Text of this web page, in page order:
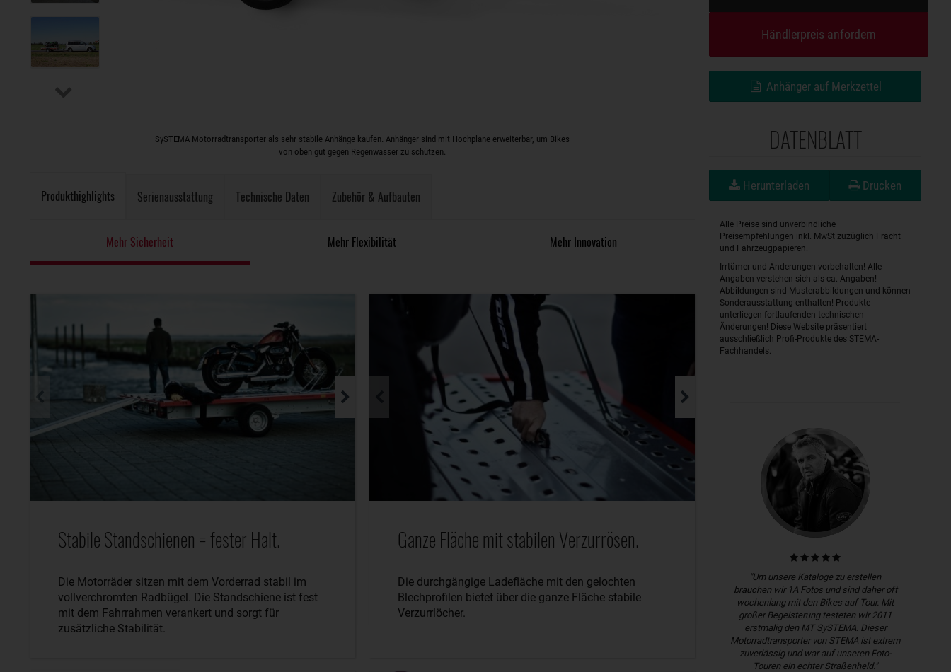
SySTEMA Motorradtransporter als sehr stabile Anhänge kaufen. Anhänger sind mit Hochplane erweiterbar, um Bikes
von oben gut gegen Regenwasser zu schützen.
Produkthighlights Serienausstattung Technische Daten Zubehör & Aufbauten
Mehr Sicherheit Mehr Flexibilität Mehr Innovation
Stabile Standschienen = fester Halt.
Die Motorräder sitzen mit dem Vorderrad stabil im
vollverchromten Radbügel. Die Standschiene ist fest
mit dem Fahrrahmen verankert und sorgt für
zusätzliche Stabilität.
Ganze Fläche mit stabilen Verzurrösen.
Die durchgängige Ladefläche mit den gelochten
Blechprofilen bietet über die ganze Fläche stabile
Verzurrlöcher.
Händlerpreis anfordern
Anhänger auf Merkzettel
DATENBLATT
Herunterladen Drucken
Alle Preise sind unverbindliche
Preisempfehlungen inkl. MwSt zuzüglich Fracht
und Fahrzeugpapieren.
Irrtümer und Änderungen vorbehalten! Alle
Angaben verstehen sich als ca.-Angaben!
Abbildungen sind Musterabbildungen und können
Sonderausstattung enthalten! Produkte
unterliegen fortlaufenden technischen
Änderungen! Diese Website präsentiert
ausschließlich Profi-Produkte des STEMA-
Fachhandels.
"Um unsere Kataloge zu erstellen
brauchen wir 1A Fotos und sind daher oft
wochenlang mit den Bikes auf Tour. Mit
großer Begeisterung testeten wir 2011
erstmalig den MT SySTEMA. Dieser
Motorradtransporter von STEMA ist extrem
zuverlässig und war auf unseren Foto-
Touren ein echter Straßenheld."